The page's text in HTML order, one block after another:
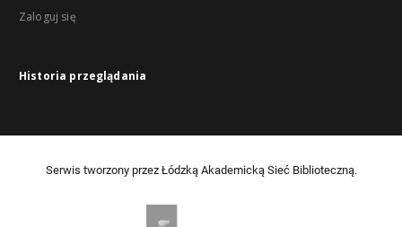
Zaloguj się
Historia przeglądania
Serwis tworzony przez Łódzką Akademicką Sieć Biblioteczną.